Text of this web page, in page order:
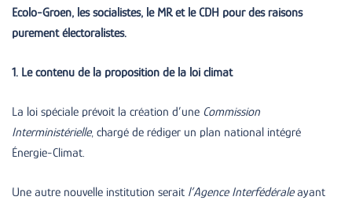
Ecolo-Groen, les socialistes, le MR et le CDH pour des raisons
purement électoralistes.
1. Le contenu de la proposition de la loi climat
La loi spéciale prévoit la création d’une Commission
Interministérielle, chargé de rédiger un plan national intégré
Énergie-Climat.
Une autre nouvelle institution serait l’Agence Interfédéraleayant